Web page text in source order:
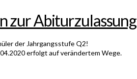
zur Abiturzulassung
der Jahrgangsstufe Q2!
erfolgt auf verändertem Wege.